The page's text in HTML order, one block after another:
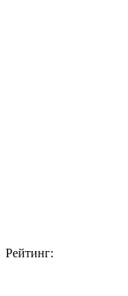
Рейтинг: